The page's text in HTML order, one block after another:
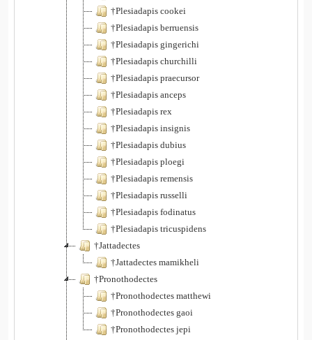
†Plesiadapis cookei
†Plesiadapis berruensis
†Plesiadapis gingerichi
†Plesiadapis churchilli
†Plesiadapis praecursor
†Plesiadapis anceps
†Plesiadapis rex
†Plesiadapis insignis
†Plesiadapis dubius
†Plesiadapis ploegi
†Plesiadapis remensis
†Plesiadapis russelli
†Plesiadapis fodinatus
†Plesiadapis tricuspidens
†Jattadectes
†Jattadectes mamikheli
†Pronothodectes
†Pronothodectes matthewi
†Pronothodectes gaoi
†Pronothodectes jepi